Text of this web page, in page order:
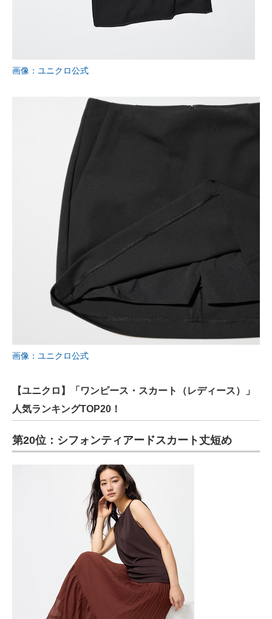
画像：ユニクロ公式
画像：ユニクロ公式
【ユニクロ】「ワンピース・スカート（レディース）」
人気ランキングTOP20！
第20位：シフォンティアードスカート丈短め